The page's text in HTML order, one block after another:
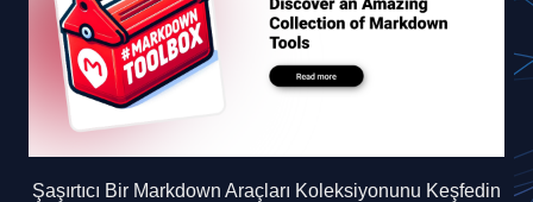
Şaşırtıcı Bir Markdown Araçları Koleksiyonunu Keşfedin